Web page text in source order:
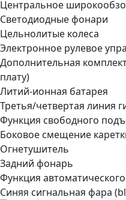
Центральное
Светодиодные фонари
Цельнолитые колеса
Электронное рулевое
Дополнительная
плату)
Литий-ионная батарея
Третья/четвертая линия
Функция свободного
Боковое смещение
Огнетушитель
Задний фонарь
Функция
Синяя сигнальная фара